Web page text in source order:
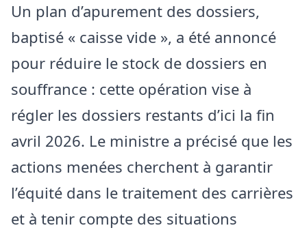
Un plan d’apurement des dossiers,
baptisé « caisse vide », a été annoncé
pour réduire le stock de dossiers en
souffrance : cette opération vise à
régler les dossiers restants d’ici la fin
avril 2026. Le ministre a précisé que les
actions menées cherchent à garantir
l’équité dans le traitement des carrières
et à tenir compte des situations